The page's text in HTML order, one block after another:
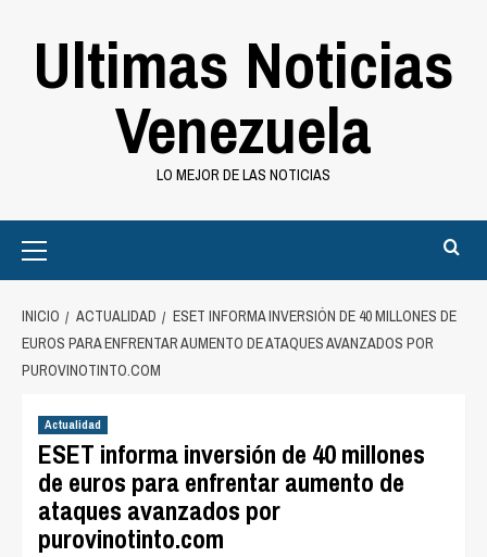
Ultimas Noticias
Venezuela
LO MEJOR DE LAS NOTICIAS
Menu
INICIO ACTUALIDAD
ESET INFORMA INVERSIÓN DE 40 MILLONES DE
EUROS PARA ENFRENTAR AUMENTO DE ATAQUES AVANZADOS POR
PUROVINOTINTO.COM
Actualidad
ESET informa inversión de 40 millones
de euros para enfrentar aumento de
ataques avanzados por
purovinotinto.com